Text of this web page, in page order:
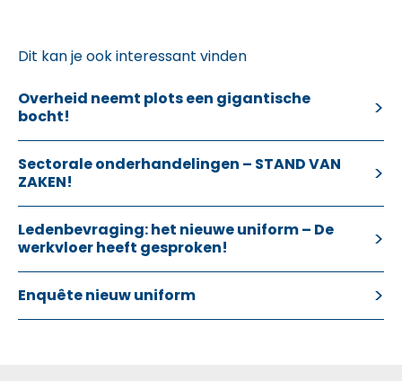
Dit kan je ook interessant vinden
Overheid neemt plots een gigantische
bocht!
Sectorale onderhandelingen – STAND VAN
ZAKEN!
Ledenbevraging: het nieuwe uniform – De
werkvloer heeft gesproken!
Enquête nieuw uniform